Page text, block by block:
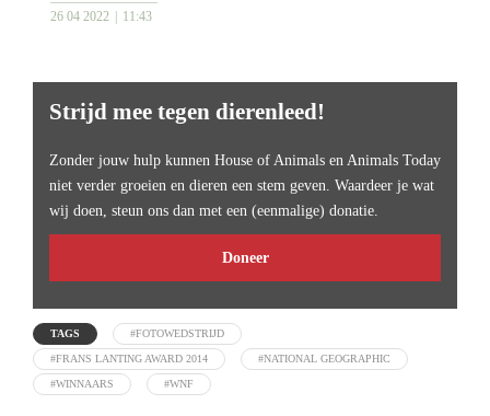
26 04 2022 11:43
Strijd mee tegen dierenleed!
Zonder jouw hulp kunnen House of Animals en Animals Today
niet verder groeien en dieren een stem geven. Waardeer je wat
wij doen, steun ons dan met een (eenmalige) donatie.
Doneer
TAGS #FOTOWEDSTRIJD
#FRANS LANTING AWARD 2014 #NATIONAL GEOGRAPHIC
#WINNAARS #WNF